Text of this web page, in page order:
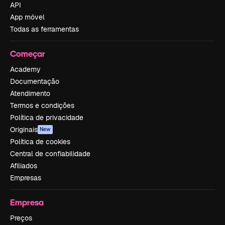
API
App móvel
Todas as ferramentas
Começar
Academy
Documentação
Atendimento
Termos e condições
Política de privacidade
Originais New
Política de cookies
Central de confiabilidade
Afiliados
Empresas
Empresa
Preços